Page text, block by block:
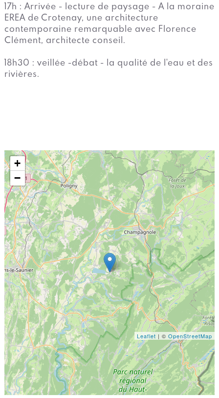
17h : Arrivée - lecture de paysage - A la moraine
EREA de Crotenay, une architecture
contemporaine remarquable avec Florence
Clément, architecte conseil.
18h30 : veillée -débat - la qualité de l'eau et des
rivières.
+
−
Leaflet | ©OpenStreetMap